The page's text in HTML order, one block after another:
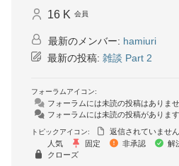
16 K 会員
最新のメンバー: hamiuri
最新の投稿: 雑談 Part 2
フォーラムアイコン:
フォーラムには未読の投稿はありま
フォーラムには未読の投稿があります
トピックアイコン: 返信されていません
人気
固定 非承認 解
クローズ